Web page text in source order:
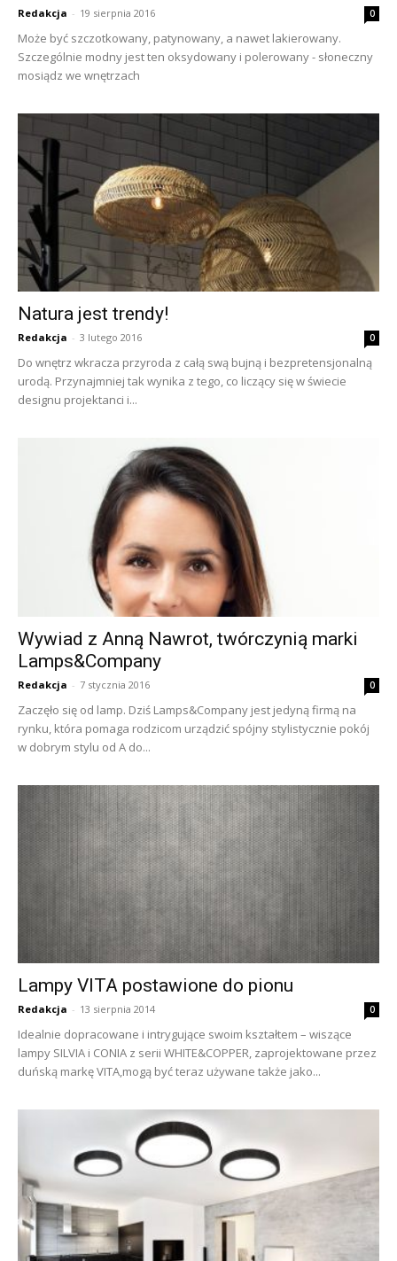
Redakcja - 19 sierpnia 2016 0
Może być szczotkowany, patynowany, a nawet lakierowany.
Szczególnie modny jest ten oksydowany i polerowany - słoneczny
mosiądz we wnętrzach
Natura jest trendy!
Redakcja - 3 lutego 2016 0
Do wnętrz wkracza przyroda z całą swą bujną i bezpretensjonalną
urodą. Przynajmniej tak wynika z tego, co liczący się w świecie
designu projektanci i...
Wywiad z Anną Nawrot, twórczynią marki
Lamps&Company
Redakcja - 7 stycznia 2016 0
Zaczęło się od lamp. Dziś Lamps&Company jest jedyną firmą na
rynku, która pomaga rodzicom urządzić spójny stylistycznie pokój
w dobrym stylu od A do...
Lampy VITA postawione do pionu
Redakcja - 13 sierpnia 2014 0
Idealnie dopracowane i intrygujące swoim kształtem – wiszące
lampy SILVIA i CONIA z serii WHITE&COPPER, zaprojektowane przez
duńską markę VITA,mogą być teraz używane także jako...